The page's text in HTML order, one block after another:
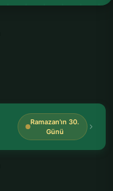
Ramazan'ın 30.
Günü